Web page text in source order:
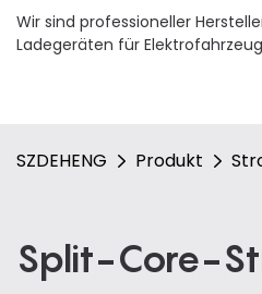
Wir sind professioneller
Ladegeräten für
SZDEHENG Produkt
Split-Core-